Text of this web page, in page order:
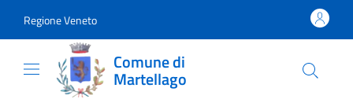
Regione Veneto
Comune di
Martellago